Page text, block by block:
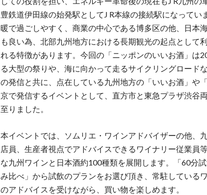
豊鉄道伊田線の始発駅としてJ R本線の接続駅になってい
暖で過ごしやすく、商業の中心である博多区の他、日本
も良い為、北部九州地方における長期観光の起点として
れる特徴があります。今回の「ニッポンのいいお酒」は
る大型の祭りや、海に向かって走るサイクリングロード
の発信と共に、点在している九州地方の「いいお酒」や
京で発信するイベントとして、直方市と東急プラザ渋谷
至りました。
本イベントでは、ソムリエ・ワインアドバイザーの他、
店員、生産者視点でアドバイスできるワイナリー従業員
な九州ワインと日本酒約100種類を展開します。「60分
み比べ」から試飲のプランをお選び頂き、常駐している
のアドバイスを受けながら、買い物を楽しめます。